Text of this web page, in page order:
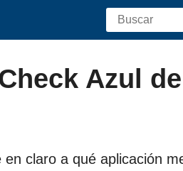
Azul
en claro a qué aplicación